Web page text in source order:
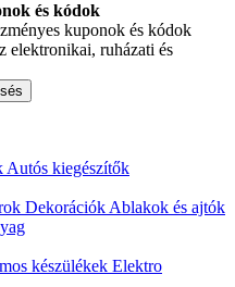
és kódok
kuponok és kódok
elektronikai, ruházati és
Autós kiegészítők
Dekorációk Ablakok és ajtók
készülékek Elektro